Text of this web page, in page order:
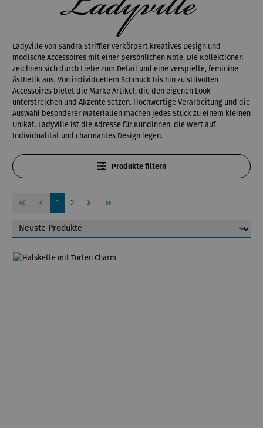
Ladyville von Sandra Striffler verkörpert kreatives Design und
modische Accessoires mit einer persönlichen Note. Die Kollektionen
zeichnen sich durch Liebe zum Detail und eine verspielte, feminine
Ästhetik aus. Von individuellem Schmuck bis hin zu stilvollen
Accessoires bietet die Marke Artikel, die den eigenen Look
unterstreichen und Akzente setzen. Hochwertige Verarbeitung und die
Auswahl besonderer Materialien machen jedes Stück zu einem kleinen
Unikat. Ladyville ist die Adresse für Kundinnen, die Wert auf
Individualität und charmantes Design legen.
Produkte filtern
Seite
1 Seite
2